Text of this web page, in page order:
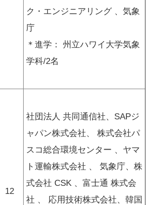
ク・エンジニアリング 、気象
庁
＊進学： 州立ハワイ大学気象
学科/2名
12
社団法人 共同通信社、SAPジ
ャパン株式会社、 株式会社パ
スコ総合環境センター 、ヤマ
ト運輸株式会社 、 気象庁、株
式会社 CSK 、富士通 株式会
社 、 応用技術株式会社、韓国